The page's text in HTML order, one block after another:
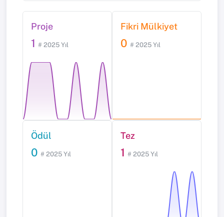
Proje
1 # 2025 Yıl
Fikri Mülkiyet
0 # 2025 Yıl
Ödül
0 # 2025 Yıl
Tez
1 # 2025 Yıl